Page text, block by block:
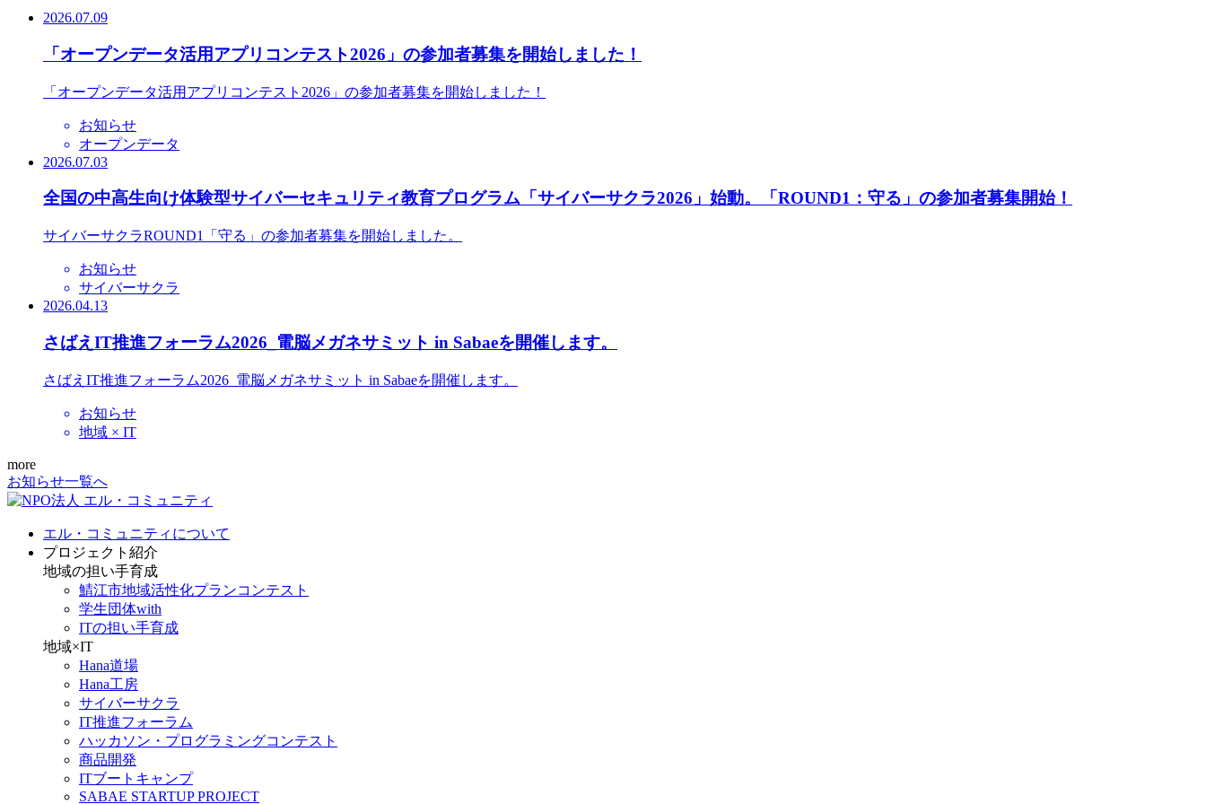
2026.07.09
「オープンデータ活用アプリコンテスト2026」の参加者募集を開始しました！
「オープンデータ活用アプリコンテスト2026」の参加者募集を開始しました！
お知らせ
オープンデータ
2026.07.03
全国の中高生向け体験型サイバーセキュリティ教育プログラム「サイバーサクラ2026」始動。「ROUND1：守る」の参加者募集開始！
サイバーサクラROUND1「守る」の参加者募集を開始しました。
お知らせ
サイバーサクラ
2026.04.13
さばえIT推進フォーラム2026_電脳メガネサミット in Sabaeを開催します。
さばえIT推進フォーラム2026_電脳メガネサミット in Sabaeを開催します。
お知らせ
地域 × IT
more
お知らせ一覧へ
エル・コミュニティについて
プロジェクト紹介
地域の担い手育成
鯖江市地域活性化プランコンテスト
学生団体with
ITの担い手育成
地域×IT
Hana道場
Hana工房
サイバーサクラ
IT推進フォーラム
ハッカソン・プログラミングコンテスト
商品開発
ITブートキャンプ
SABAE STARTUP PROJECT